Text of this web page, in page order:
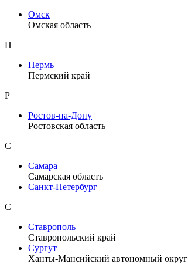
Омск
Омская область
П
Пермь
Пермский край
Р
Ростов-на-Дону
Ростовская область
С
Самара
Самарская область
Санкт-Петербург
С
Ставрополь
Ставропольский край
Сургут
Ханты-Мансийский автономный округ